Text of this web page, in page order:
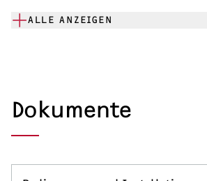
LÜFTEN
ALLE ANZEIGEN
Dokumente